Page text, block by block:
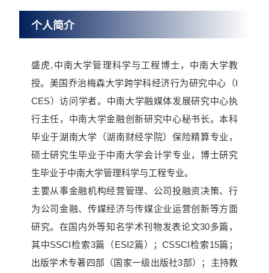
个人简介
盛虎,中南大学管理科学与工程博士，中南大学教
授。美国乔治梅森大学跨学科经济行为研究中心（I
CES）访问学者。中南大学融媒体发展研究中心执
行主任，中南大学金融创新研究中心秘书长。本科
毕业于湖南大学（湖南财经学院）保险精算专业，
硕士研究生毕业于中南大学会计学专业，博士研究
生毕业于中南大学管理科学与工程专业。
主要从事金融机构经营管理、公司投融资决策、行
为公司金融、传媒经济与传媒企业运营创新等方面
研究。在国内外等知名学术刊物发表论文30多篇，
其中SSCI检索3篇（ESI2篇）；CSSCI检索15篇；
出版学术专著四部（国家一级出版社3部）；主持教